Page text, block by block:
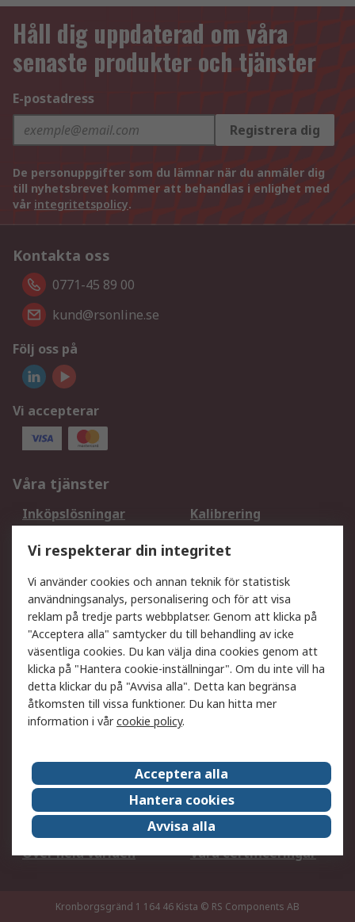
Håll dig uppdaterad om våra
senaste produkter och tjänster
E-postadress
Registrera dig
De personuppgifter som du lämnar när du anmäler dig
till nyhetsbrevet kommer att behandlas i enlighet med
vår integritetspolicy.
Kontakta oss
0771-45 89 00
kund@rsonline.se
Följ oss på
Vi accepterar
Våra tjänster
Inköpslösningar
Kalibrering
DesignSpark
Teknisk Support
Ditt lokala säljteam
Exportlösningar
Support
Få hjälp
Retur av varor
Leverans
Spåra din order
Begär en fakturakopi
Fördelar med RS-konto
Betalningsalternativ
Om RS
Försäljningsvillkor
Det juridiska
Press Centre
Jobba hos RS
ESG
Över hela världen
Våra certificeringar
Kronborgsgränd 1 164 46 Kista © RS Components AB
Vi respekterar din integritet
Vi använder cookies och annan teknik för statistisk
användningsanalys, personalisering och för att visa
reklam på tredje parts webbplatser. Genom att klicka på
"Acceptera alla" samtycker du till behandling av icke
väsentliga cookies. Du kan välja dina cookies genom att
klicka på "Hantera cookie-inställningar". Om du inte vill ha
detta klickar du på "Avvisa alla". Detta kan begränsa
åtkomsten till vissa funktioner. Du kan hitta mer
information i vårcookie policy.
Acceptera alla
Hantera cookies
Avvisa alla